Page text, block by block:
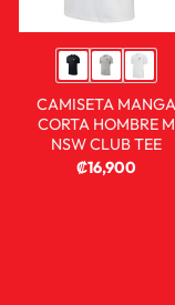
CAMISETA MANGA
CORTA HOMBRE M
NSW CLUB TEE
₡16,900